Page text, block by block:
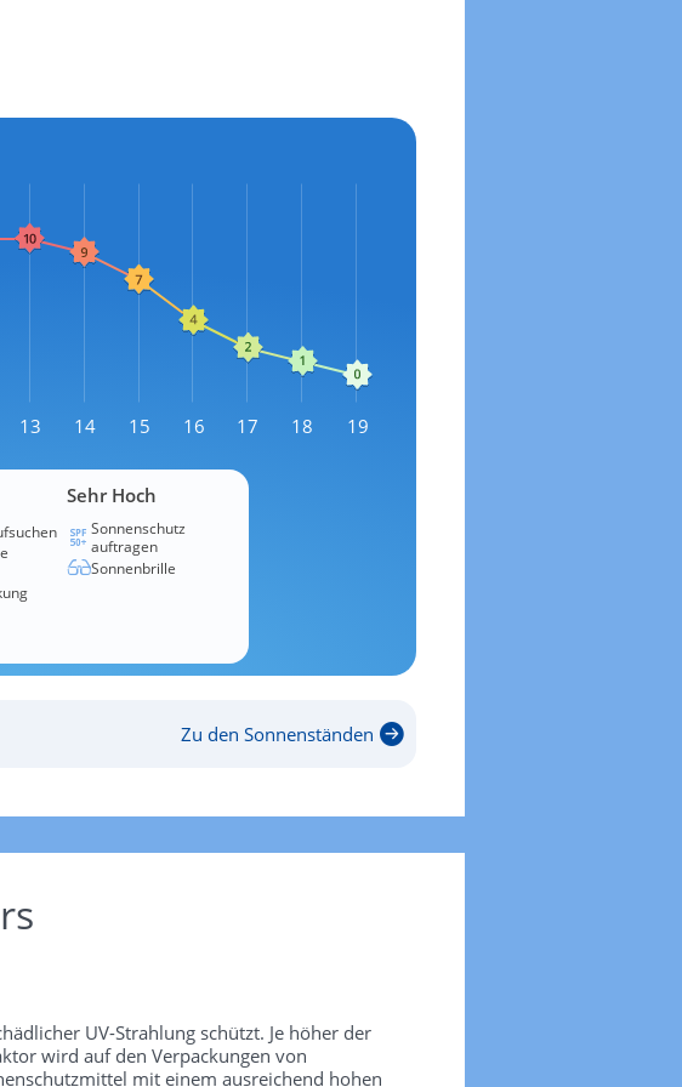
13 14 15 16 17 18 19
Sehr Hoch
Sonnenschutz
auftragen
Sonnenbrille
Zu den Sonnenständen
UV-Strahlung schützt. Je höher der
wird auf den Verpackungen von
mit einem ausreichend hohen